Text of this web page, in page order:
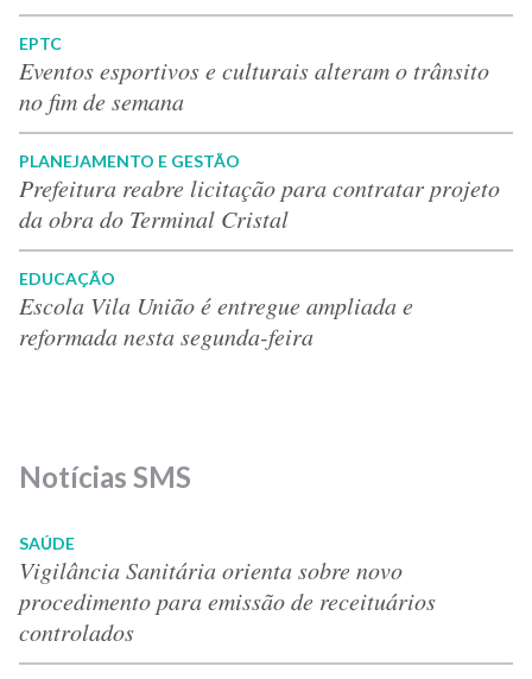
EPTC
Eventos esportivos e culturais alteram o trânsito
no fim de semana
PLANEJAMENTO E GESTÃO
Prefeitura reabre licitação para contratar projeto
da obra do Terminal Cristal
EDUCAÇÃO
Escola Vila União é entregue ampliada e
reformada nesta segunda-feira
Notícias SMS
SAÚDE
Vigilância Sanitária orienta sobre novo
procedimento para emissão de receituários
controlados